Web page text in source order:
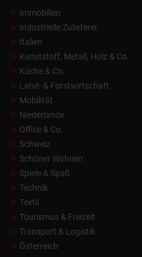
Immobilien
Industrielle Zulieferer
Italien
Kunststoff, Metall, Holz & Co.
Küche & Co.
Land- & Forstwirtschaft
Mobilität
Niederlande
Office & Co.
Schweiz
Schöner Wohnen
Spiele & Spaß
Technik
Textil
Tourismus & Freizeit
Transport & Logistik
Österreich